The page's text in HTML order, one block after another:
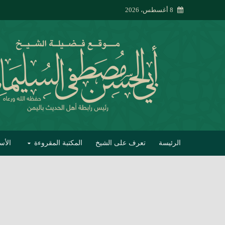
8 أغسطس، 2026
الرئيسة تعرف على الشيخ المكتبة المقروءة